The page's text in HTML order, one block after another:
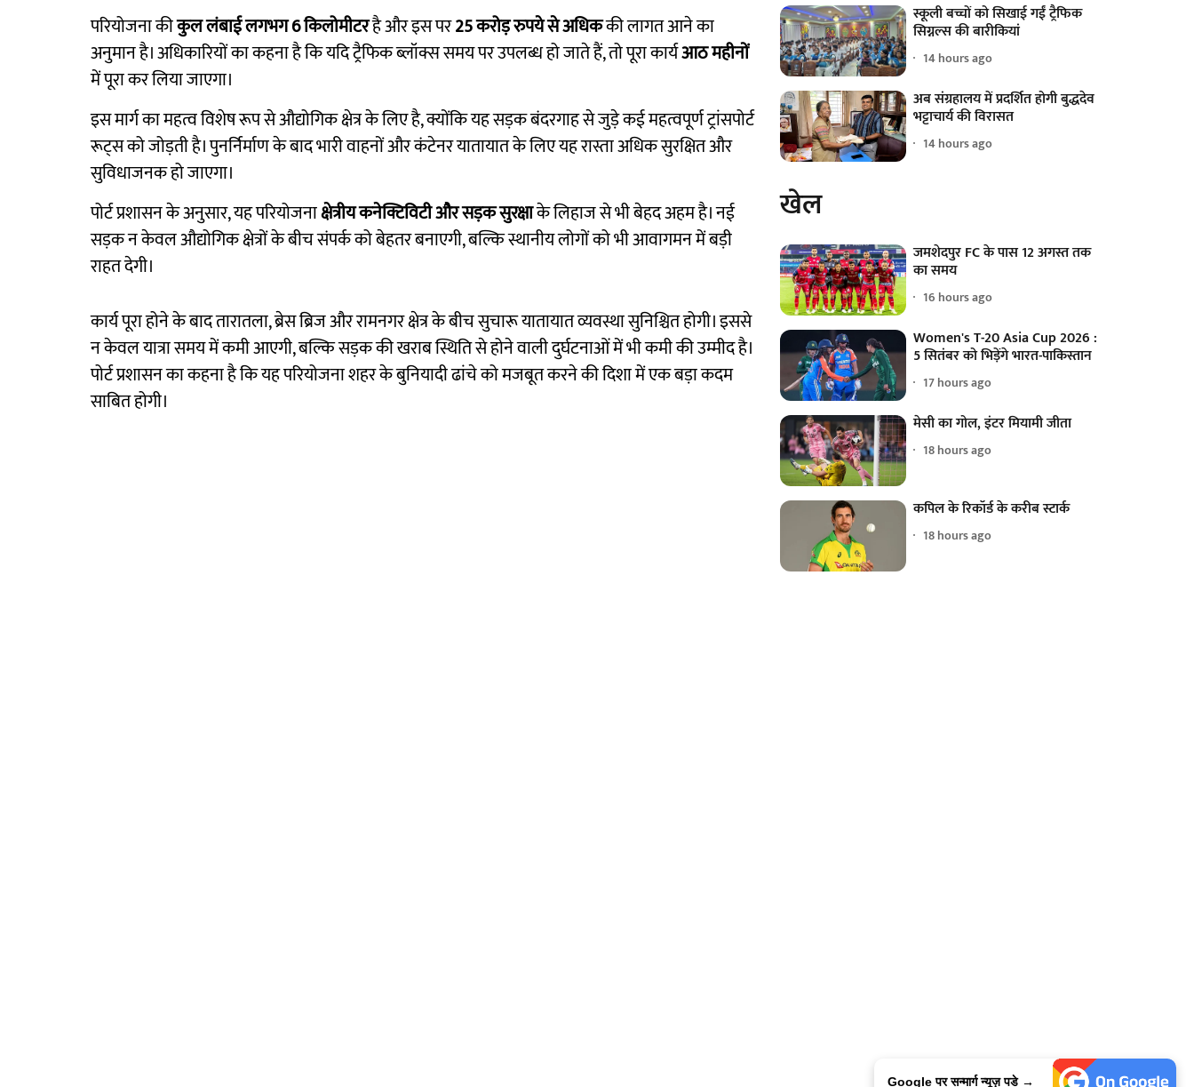
परियोजना कीकुल लंबाई लगभग 6 किलोमीटरहै और इस पर25 करोड़ रुपये से अधिककी लागत आने का
अनुमान है। अधिकारियों का कहना है कि यदि ट्रैफिक ब्लॉक्स समय पर उपलब्ध हो जाते हैं, तो पूरा कार्यआठ महीनों
में पूरा कर लिया जाएगा।
इस मार्ग का महत्व विशेष रूप से औद्योगिक क्षेत्र के लिए है, क्योंकि यह सड़क बंदरगाह से जुड़े कई महत्वपूर्ण ट्रांसपोर्ट
रूट्स को जोड़ती है। पुनर्निर्माण के बाद भारी वाहनों और कंटेनर यातायात के लिए यह रास्ता अधिक सुरक्षित और
सुविधाजनक हो जाएगा।
पोर्ट प्रशासन के अनुसार, यह परियोजनाक्षेत्रीय कनेक्टिविटी और सड़क सुरक्षाके लिहाज से भी बेहद अहम है। नई
सड़क न केवल औद्योगिक क्षेत्रों के बीच संपर्क को बेहतर बनाएगी, बल्कि स्थानीय लोगों को भी आवागमन में बड़ी
राहत देगी।
कार्य पूरा होने के बाद तारातला, ब्रेस ब्रिज और रामनगर क्षेत्र के बीच सुचारू यातायात व्यवस्था सुनिश्चित होगी। इससे
न केवल यात्रा समय में कमी आएगी, बल्कि सड़क की खराब स्थिति से होने वाली दुर्घटनाओं में भी कमी की उम्मीद है।
पोर्ट प्रशासन का कहना है कि यह परियोजना शहर के बुनियादी ढांचे को मजबूत करने की दिशा में एक बड़ा कदम
साबित होगी।
स्कूली बच्चों को सिखाई गईं ट्रैफिक
सिग्नल्स की बारीकियां
14 hours ago
अब संग्रहालय में प्रदर्शित होगी बुद्धदेव
भट्टाचार्य की विरासत
14 hours ago
खेल
जमशेदपुर FC के पास 12 अगस्त तक
का समय
16 hours ago
Women's T-20 Asia Cup 2026 :
5 सितंबर को भिड़ेंगे भारत-पाकिस्तान
17 hours ago
मेसी का गोल, इंटर मियामी जीता
18 hours ago
कपिल के रिकॉर्ड के करीब स्टार्क
18 hours ago
Google पर सन्मार्ग न्यूज़ पडे →